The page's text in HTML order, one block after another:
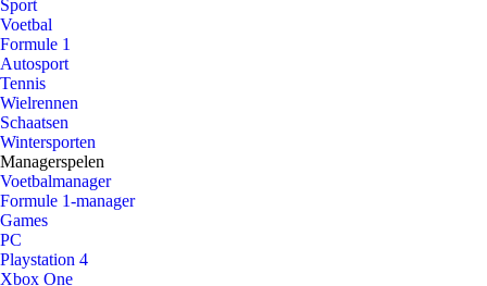
Sport
Voetbal
Formule 1
Autosport
Tennis
Wielrennen
Schaatsen
Wintersporten
Managerspelen
Voetbalmanager
Formule 1-manager
Games
PC
Playstation 4
Xbox One